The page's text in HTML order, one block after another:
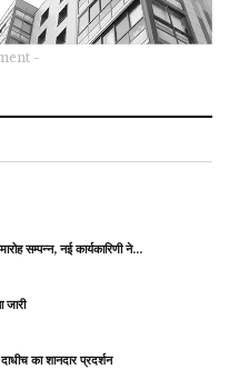
-
सम्पन्न, नई कार्यकारिणी ने…
जारी
का शानदार प्रदर्शन